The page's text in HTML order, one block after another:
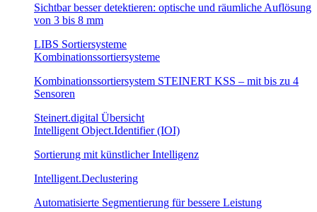
Sichtbar besser detektieren: optische und räumliche Auflösung
von 3 bis 8 mm
LIBS Sortiersysteme
Kombinationssortiersysteme
Kombinationssortiersystem STEINERT KSS – mit bis zu 4
Sensoren
Steinert.digital Übersicht
Intelligent Object.Identifier (IOI)
Sortierung mit künstlicher Intelligenz
Intelligent.Declustering
Automatisierte Segmentierung für bessere Leistung